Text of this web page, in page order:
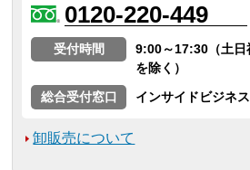
0120-220-449
受付時間
9:00～17:30（土日
を除く）
総合受付窓口
インサイドビジネ
卸販売について